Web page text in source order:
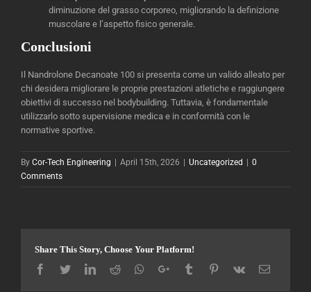
diminuzione del grasso corporeo, migliorando la definizione
muscolare e l’aspetto fisico generale.
Conclusioni
Il Nandrolone Decanoate 100 si presenta come un valido alleato per
chi desidera migliorare le proprie prestazioni atletiche e raggiungere
obiettivi di successo nel bodybuilding. Tuttavia, è fondamentale
utilizzarlo sotto supervisione medica e in conformità con le
normative sportive.
By Cor-Tech Engineering April 15th, 2026 Uncategorized
0
Comments
Share This Story, Choose Your Platform!
Facebook
TwitterLinkedIn
Reddit Whatsapp
Google+Tumblr Pinterest
Vk Email